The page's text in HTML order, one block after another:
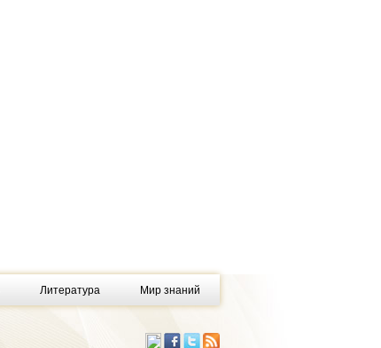
Литература Мир знаний